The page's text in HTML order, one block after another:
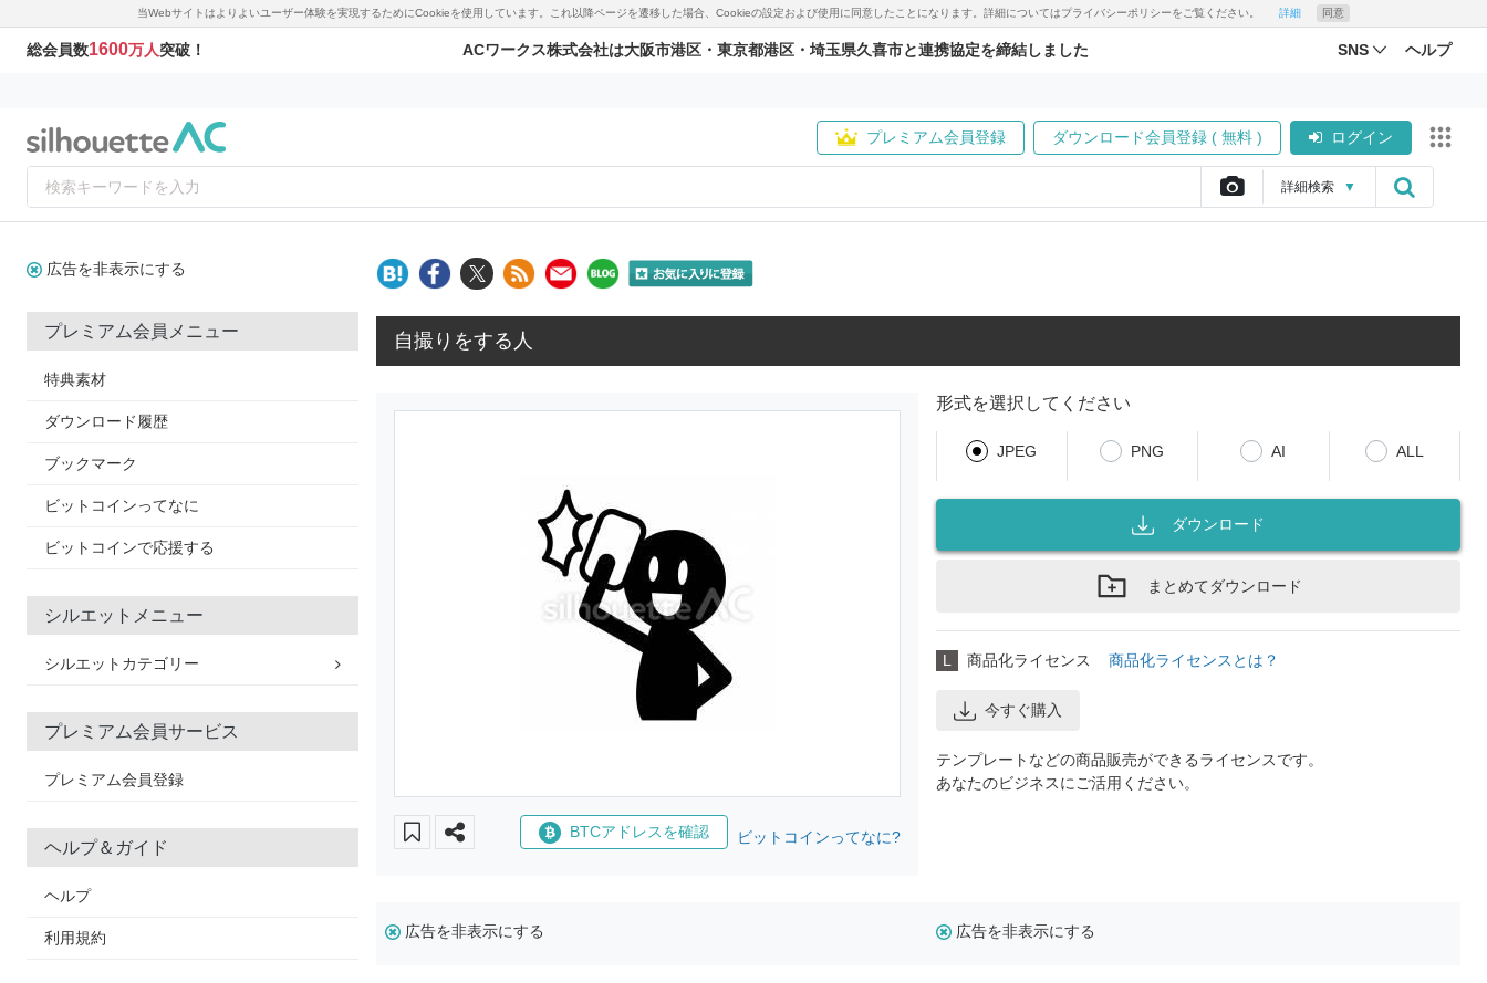
当Webサイトはよりよいユーザー体験を実現するためにCookieを使用しています。これ以降ページを遷移した場合、Cookieの設定および使用に同意したことになります。詳細についてはプライバシーポリシーをご覧ください。 詳細 同意
総会員数1600万人突破！ ACワークス株式会社は大阪市港区・東京都港区・埼玉県久喜市と連携協定を締結しました SNS ヘルプ
プレミアム会員登録 ダウンロード会員登録 ( 無料 ) ログイン
詳細検索 ▼
広告を非表示にする
プレミアム会員メニュー
特典素材
ダウンロード履歴
ブックマーク
ビットコインってなに
ビットコインで応援する
シルエットメニュー
シルエットカテゴリー
プレミアム会員サービス
プレミアム会員登録
ヘルプ＆ガイド
ヘルプ
利用規約
自撮りをする人
BTCアドレスを確認 ビットコインってなに?
形式を選択してください
JPEG PNG AI ALL
ダウンロード
まとめてダウンロード
L 商品化ライセンス 商品化ライセンスとは？
今すぐ購入
テンプレートなどの商品販売ができるライセンスです。
あなたのビジネスにご活用ください。
広告を非表示にする 広告を非表示にする